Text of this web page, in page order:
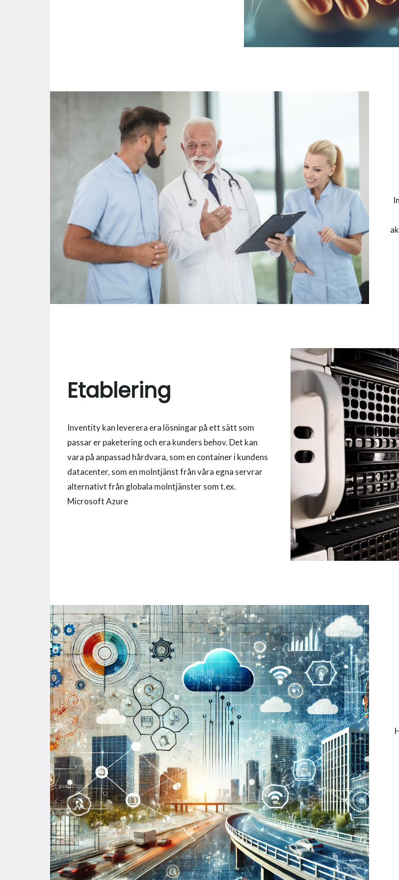
Etablering
Inventity kan leverera era lösningar på ett sätt som
passar er paketering och era kunders behov. Det kan
vara på anpassad hårdvara, som en container i kundens
datacenter, som en molntjänst från våra egna servrar
alternativt från globala molntjänster som t.ex.
Microsoft Azure